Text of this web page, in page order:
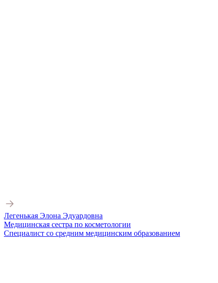
Легенькая Элона Эдуардовна
Медицинская сестра по косметологии
Специалист со средним медицинским образованием